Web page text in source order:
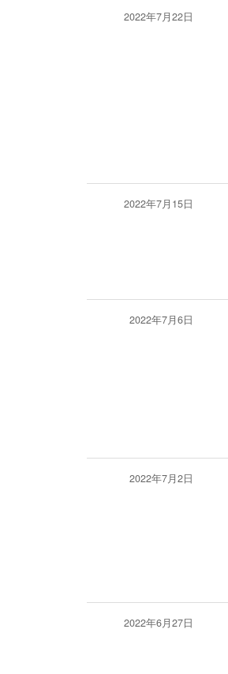
2022年7月22日
2022年7月15日
2022年7月6日
2022年7月2日
2022年6月27日